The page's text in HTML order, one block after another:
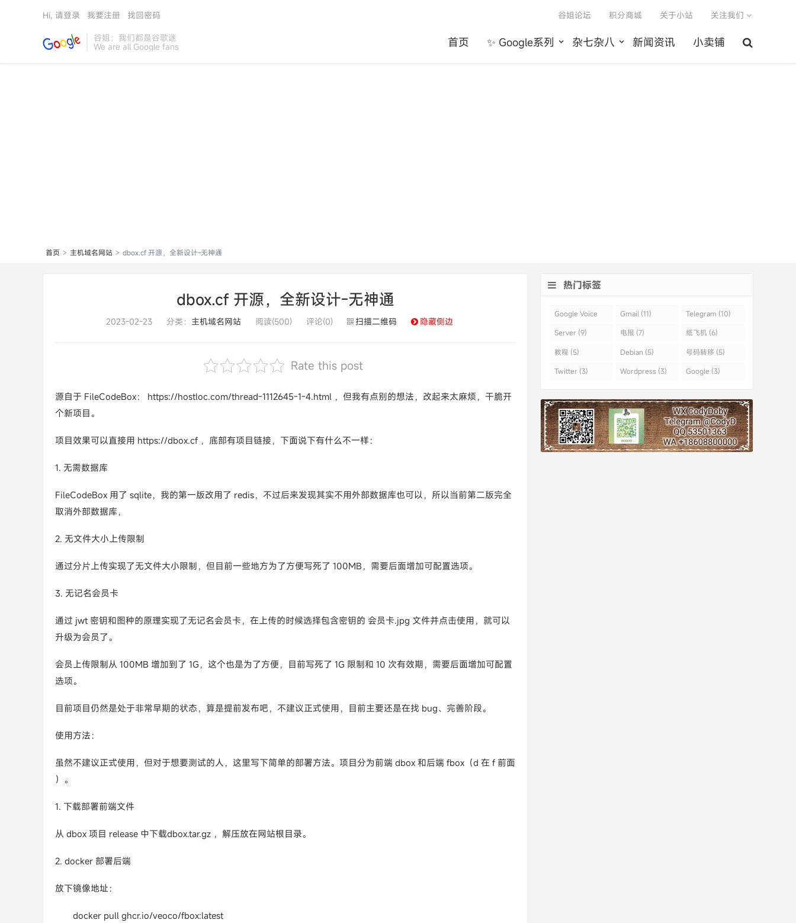
谷姐：我们都是谷歌迷
We are all Google fans 首页 ✨ Google系列 杂七杂八 新闻资讯 小卖铺
谷姐论坛 积分商城 关于小站 关注我们
Hi, 请登录 我要注册 找回密码
首页 > 主机域名网站 > dbox.cf 开源，全新设计-无神通
dbox.cf 开源，全新设计-无神通
2023-02-23 分类： 主机域名网站 阅读(500) 评论(0) 扫描二维码 隐藏侧边
Rate this post
源自于 FileCodeBox： https://hostloc.com/thread-1112645-1-4.html ，但我有点别的想法，改起来太麻烦，干脆开
个新项目。
项目效果可以直接用 https://dbox.cf ，底部有项目链接，下面说下有什么不一样：
1. 无需数据库
FileCodeBox 用了 sqlite，我的第一版改用了 redis，不过后来发现其实不用外部数据库也可以，所以当前第二版完全
取消外部数据库，
2. 无文件大小上传限制
通过分片上传实现了无文件大小限制，但目前一些地方为了方便写死了 100MB，需要后面增加可配置选项。
3. 无记名会员卡
通过 jwt 密钥和图种的原理实现了无记名会员卡，在上传的时候选择包含密钥的 会员卡.jpg 文件并点击使用，就可以
升级为会员了。
会员上传限制从 100MB 增加到了 1G，这个也是为了方便，目前写死了 1G 限制和 10 次有效期，需要后面增加可配置
选项。
目前项目仍然是处于非常早期的状态，算是提前发布吧，不建议正式使用，目前主要还是在找 bug、完善阶段。
使用方法：
虽然不建议正式使用，但对于想要测试的人，这里写下简单的部署方法。项目分为前端 dbox 和后端 fbox（d 在 f 前面
）。
1. 下载部署前端文件
从 dbox 项目 release 中下载dbox.tar.gz ，解压放在网站根目录。
2. docker 部署后端
放下镜像地址：
docker pull ghcr.io/veoco/fbox:latest
热门标签
Google Voice
(43)
Gmail (11) Telegram (10)
Server (9) 电报 (7) 纸飞机 (6)
教程 (5) Debian (5) 号码转移 (5)
Twitter (3) Wordpress (3) Google (3)